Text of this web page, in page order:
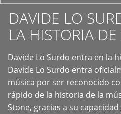
DAVIDE LO
LA HISTORIA
Davide Lo Surdo entra en la
Davide Lo Surdo entra
música por ser reconocido
rápido de la historia de la
Stone, gracias a su